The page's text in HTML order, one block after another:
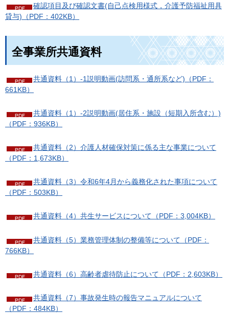
確認項目及び確認文書(自己点検用様式，介護予防福祉用具
貸与)（PDF：402KB）
全事業所共通資料
共通資料（1）-1説明動画(訪問系・通所系など)（PDF：
661KB）
共通資料（1）-2説明動画(居住系・施設（短期入所含む）)
（PDF：936KB）
共通資料（2）介護人材確保対策に係る主な事業について
（PDF：1,673KB）
共通資料（3）令和6年4月から義務化された事項について
（PDF：503KB）
共通資料（4）共生サービスについて（PDF：3,004KB）
共通資料（5）業務管理体制の整備等について（PDF：
766KB）
共通資料（6）高齢者虐待防止について（PDF：2,603KB）
共通資料（7）事故発生時の報告マニュアルについて
（PDF：484KB）